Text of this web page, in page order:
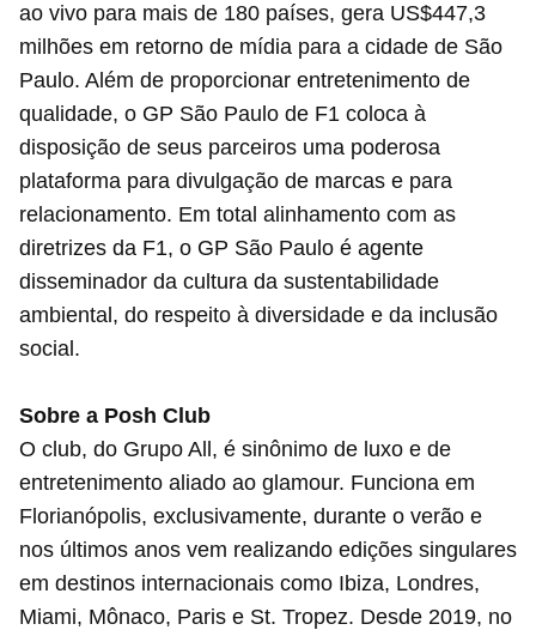
ao vivo para mais de 180 países, gera US$447,3
milhões em retorno de mídia para a cidade de São
Paulo. Além de proporcionar entretenimento de
qualidade, o GP São Paulo de F1 coloca à
disposição de seus parceiros uma poderosa
plataforma para divulgação de marcas e para
relacionamento. Em total alinhamento com as
diretrizes da F1, o GP São Paulo é agente
disseminador da cultura da sustentabilidade
ambiental, do respeito à diversidade e da inclusão
social.
Sobre a Posh Club
O club, do Grupo All, é sinônimo de luxo e de
entretenimento aliado ao glamour. Funciona em
Florianópolis, exclusivamente, durante o verão e
nos últimos anos vem realizando edições singulares
em destinos internacionais como Ibiza, Londres,
Miami, Mônaco, Paris e St. Tropez. Desde 2019, no